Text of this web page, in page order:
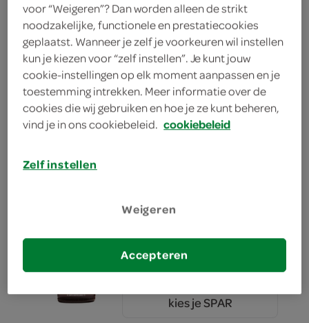
2.69 kies je SPAR
Remia Salata ranch
250 Milliliter
Sauce
450 Milliliter
kies je SPAR
voor “Weigeren”? Dan worden alleen de strikt
noodzakelijke, functionele en prestatiecookies
geplaatst. Wanneer je zelf je voorkeuren wil instellen
kun je kiezen voor “zelf instellen”. Je kunt jouw
cookie-instellingen op elk moment aanpassen en je
toestemming intrekken. Meer informatie over de
cookies die wij gebruiken en hoe je ze kunt beheren,
vind je in ons cookiebeleid. cookiebeleid
Zelf instellen
Weigeren
Accepteren